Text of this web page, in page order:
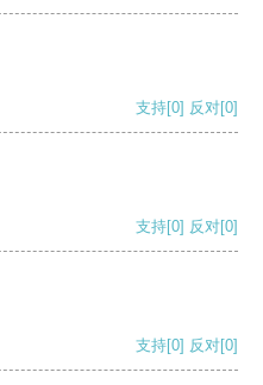
支持[0] 反对[0]
支持[0] 反对[0]
支持[0] 反对[0]